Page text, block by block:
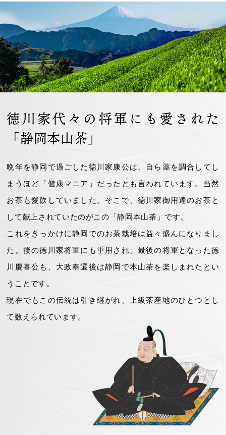
徳川家代々の将軍にも愛された
「静岡本山茶」
晩年を静岡で過ごした徳川家康公は、自ら薬を調合してし
まうほど「健康マニア」だったとも言われています。当然
お茶も愛飲していました。そこで、徳川家御用達のお茶と
して献上されていたのがこの「静岡本山茶」です。
これをきっかけに静岡でのお茶栽培は益々盛んになりまし
た。後の徳川家将軍にも重用され、最後の将軍となった徳
川慶喜公も、大政奉還後は静岡で本山茶を楽しまれたとい
うことです。
現在でもこの伝統は引き継がれ、上級茶産地のひとつとし
て数えられています。